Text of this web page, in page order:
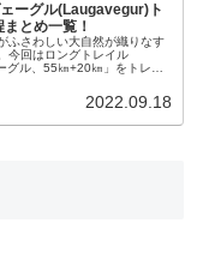
ーグル(Laugavegur)ト
とめ一覧！
ふさわしい大自然が織りなす
今回はロングトレイル
グル、55㎞+20㎞」をトレッ
程のまとめ一覧です。2022.09.18